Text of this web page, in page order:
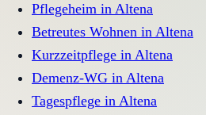
Pflegeheim in Altena
Betreutes Wohnen in Altena
Kurzzeitpflege in Altena
Demenz-WG in Altena
Tagespflege in Altena